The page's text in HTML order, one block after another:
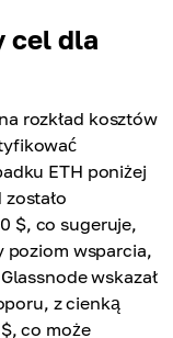
cel dla
na rozkład kosztów
ETH poniżej
$, co sugeruje,
poziom wsparcia,
wskazał
z cienką
co może